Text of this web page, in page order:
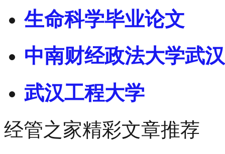
生命科学毕业论文
中南财经政法大学武
武汉工程大学
经管之家精彩文章推荐